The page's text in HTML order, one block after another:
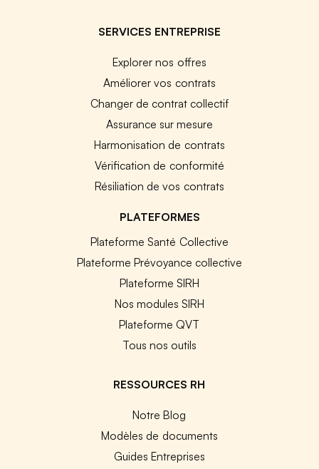
SERVICES ENTREPRISE
Explorer nos offres
Améliorer vos contrats
Changer de contrat collectif
Assurance sur mesure
Harmonisation de contrats
Vérification de conformité
Résiliation de vos contrats
PLATEFORMES
Plateforme Santé Collective
Plateforme Prévoyance collective
Plateforme SIRH
Nos modules SIRH
Plateforme QVT
Tous nos outils
RESSOURCES RH
Notre Blog
Modèles de documents
Guides Entreprises